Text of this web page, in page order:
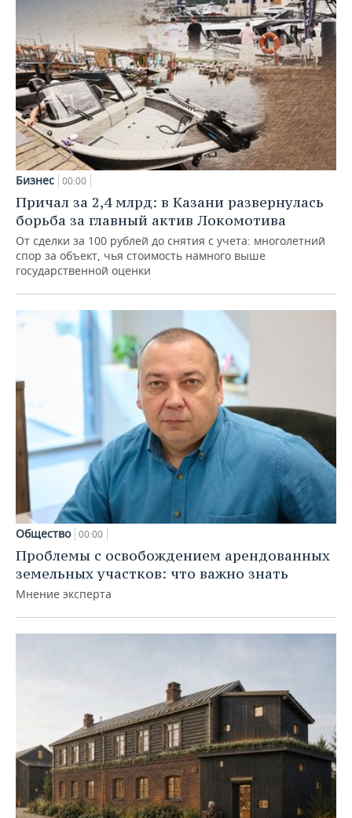
Бизнес 00:00
Причал за 2,4 млрд: в Казани развернулась
борьба за главный актив Локомотива
От сделки за 100 рублей до снятия с учета: многолетний
спор за объект, чья стоимость намного выше
государственной оценки
Общество 00:00
Проблемы с освобождением арендованных
земельных участков: что важно знать
Мнение эксперта